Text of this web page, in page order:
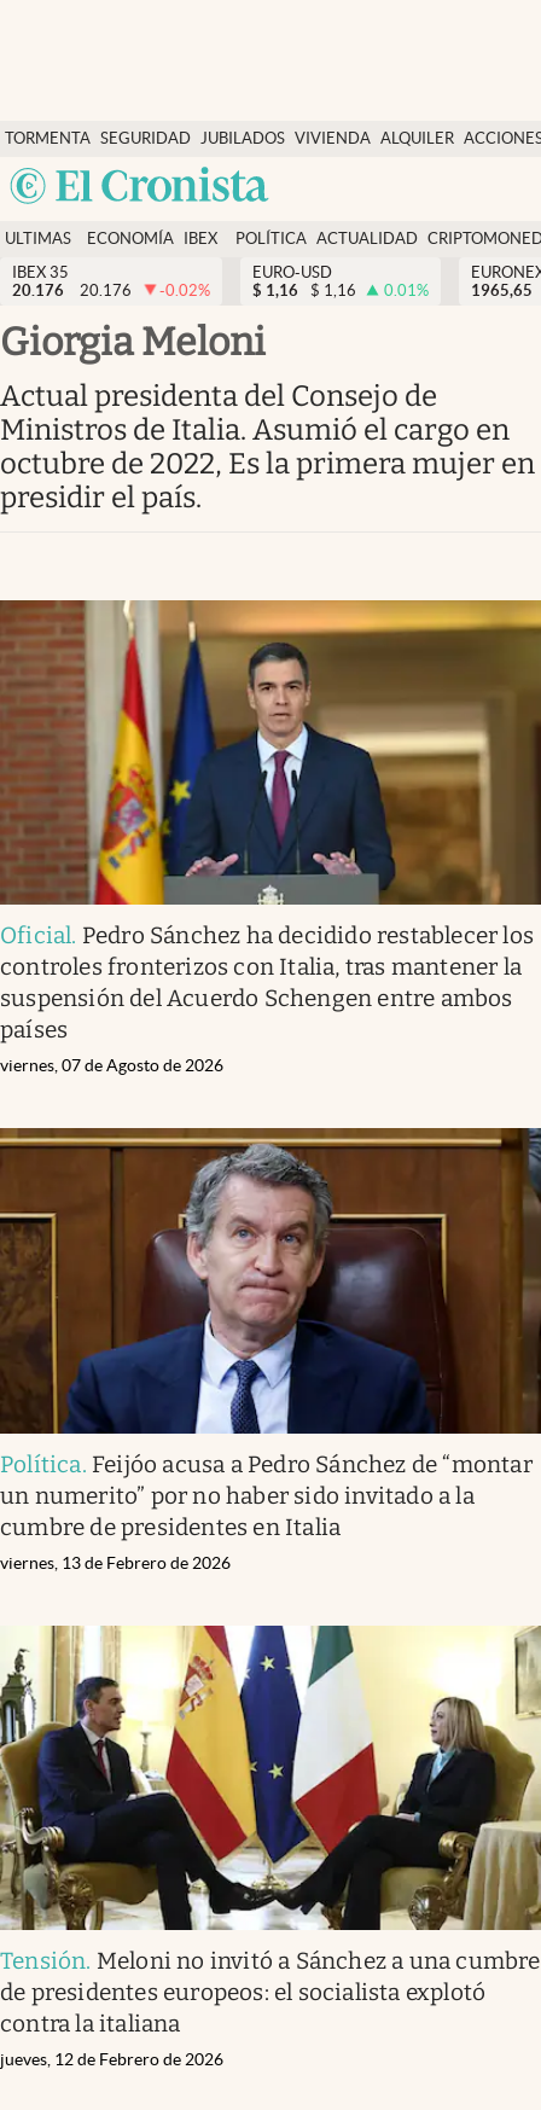
TORMENTA SEGURIDAD
SOCIAL
JUBILADOS VIVIENDA ALQUILER
USA
Economía y finanzas
Política
Actualidad
Criptomonedas
España
ULTIMAS
NOTICIAS
ECONOMÍA
FINANZAS
IBEX
EURO
POLÍTICA ACTUALIDAD
IBEX 35
20.176
20.176 -0.02%
EURO-USD
$ 1,16 $ 1,16 0.01%
1965,65
Giorgia Meloni
Actual presidenta del Consejo de
Ministros de Italia. Asumió el cargo en
octubre de 2022, Es la primera mujer en
presidir el país.
Oficial. Pedro Sánchez ha decidido restablecer los
controles fronterizos con Italia, tras mantener la
suspensión del Acuerdo Schengen entre ambos
países
viernes, 07 de Agosto de 2026
Política. Feijóo acusa a Pedro Sánchez de “montar
un numerito” por no haber sido invitado a la
cumbre de presidentes en Italia
viernes, 13 de Febrero de 2026
Tensión. Meloni no invitó a Sánchez a una cumbre
de presidentes europeos: el socialista explotó
contra la italiana
jueves, 12 de Febrero de 2026